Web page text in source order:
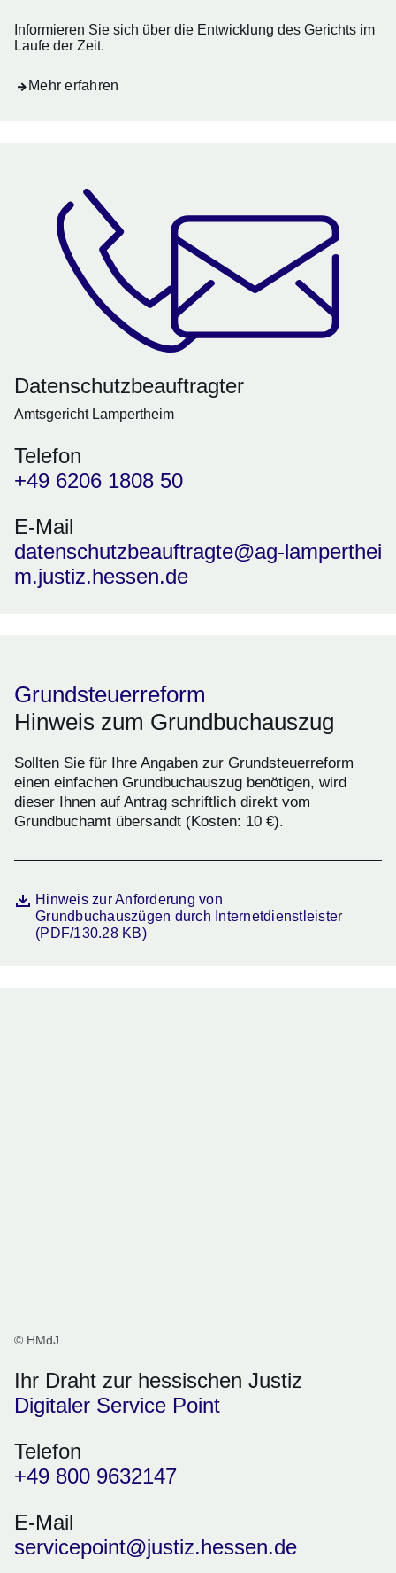
Informieren Sie sich über die Entwicklung des Gerichts im
Laufe der Zeit.
Mehr erfahren
Datenschutzbeauftragter
Amtsgericht Lampertheim
Telefon
+49 6206 1808 50
E-Mail
datenschutzbeauftragte@ag-lamperthei
m.justiz.hessen.de
Grundsteuerreform
Hinweis zum Grundbuchauszug
Sollten Sie für Ihre Angaben zur Grundsteuerreform
einen einfachen Grundbuchauszug benötigen, wird
dieser Ihnen auf Antrag schriftlich direkt vom
Grundbuchamt übersandt (Kosten: 10 €).
DateiHinweis zur Anforderung von
Grundbuchauszügen durch Internetdienstleister
(PDF/130.28 KB)
Öffnet sich in einem neuen Fenster
© HMdJ
Ihr Draht zur hessischen Justiz
Digitaler Service Point
Telefon
+49 800 9632147
E-Mail
servicepoint@justiz.hessen.de